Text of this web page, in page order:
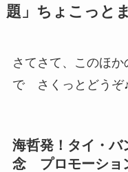
題」ちょこっと
さてさて、このほ
で さくっとどうぞ
海哲発！タイ・バ
念 プロモーショ